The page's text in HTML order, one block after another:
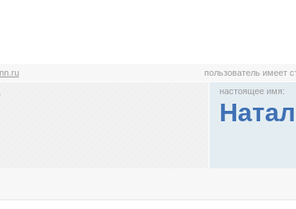
пользователь имеет
настоящее имя: